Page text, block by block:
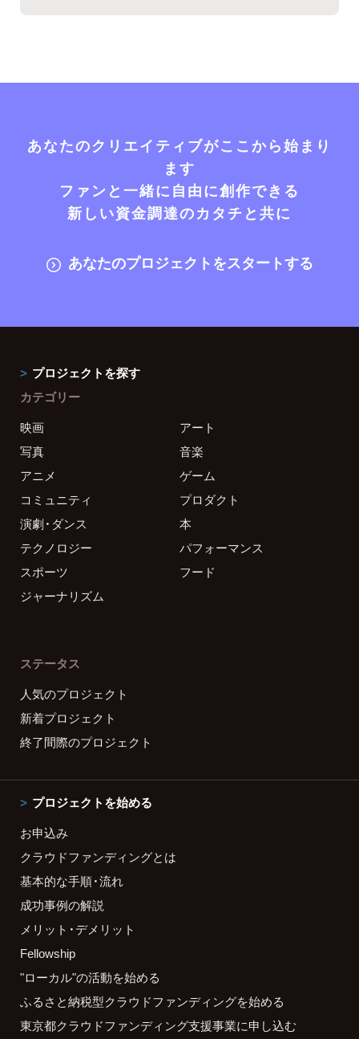
あなたのクリエイティブがここから始まり
ます
ファンと一緒に自由に創作できる
新しい資金調達のカタチと共に
あなたのプロジェクトをスタートする
プロジェクトを探す
カテゴリー
映画
アート
写真
音楽
アニメ
ゲーム
コミュニティ
プロダクト
演劇・ダンス
本
テクノロジー
パフォーマンス
スポーツ
フード
ジャーナリズム
ステータス
人気のプロジェクト
新着プロジェクト
終了間際のプロジェクト
プロジェクトを始める
お申込み
クラウドファンディングとは
基本的な手順・流れ
成功事例の解説
メリット・デメリット
Fellowship
"ローカル"の活動を始める
ふるさと納税型クラウドファンディングを始める
東京都クラウドファンディング支援事業に申し込む